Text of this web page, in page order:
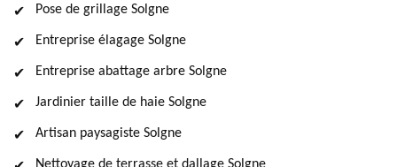
Pose de grillage Solgne
Entreprise élagage Solgne
Entreprise abattage arbre Solgne
Jardinier taille de haie Solgne
Artisan paysagiste Solgne